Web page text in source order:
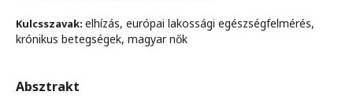
Kulcsszavak: elhízás, európai lakossági egészségfelmérés,
krónikus betegségek, magyar nők
Absztrakt